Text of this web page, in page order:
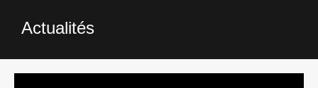
Actualités